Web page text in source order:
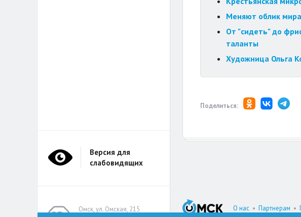
Меняют облик
От "сидеть" до
таланты
Художница Ольга
Поделиться:
О нас• Партнерам •
Омск, ул. Омская, 215
Версия для
слабовидящих